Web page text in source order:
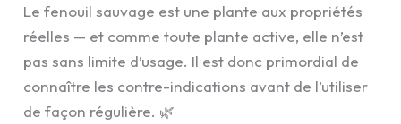
Le fenouil sauvage est une plante aux propriétés
réelles — et comme toute plante active, elle n’est
pas sans limite d’usage. Il est donc primordial de
connaître les contre-indications avant de l’utiliser
de façon régulière. 🌿